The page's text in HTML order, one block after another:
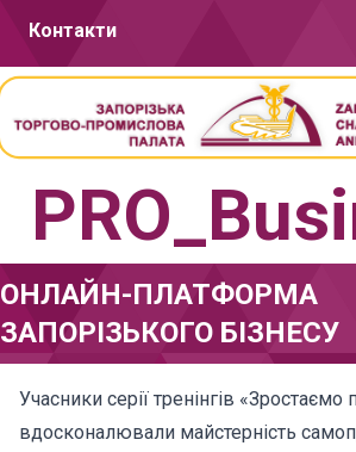
Контакти
ОНЛАЙН-ПЛАТФОРМА
ЗАПОРІЗЬКОГО БІЗНЕСУ
Учасники серії тренінгів «Зростаємо
вдосконалювали майстерність